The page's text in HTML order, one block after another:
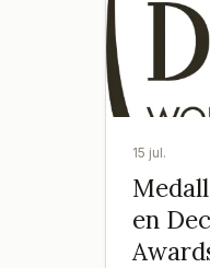
15 jul.
en